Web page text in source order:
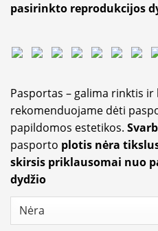
pasirinkto reprodukcijos
Pasportas – galima rinktis
rekomenduojame dėti
papildomos estetikos.
pasporto plotis nėra
skirsis priklausomai nuo
dydžio